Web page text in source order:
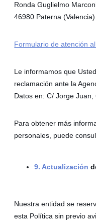
Ronda Guglielmo
46980 Paterna (Valencia).
Formulario de atención
Le informamos que
reclamación ante la
Datos en: C/ Jorge
Para obtener más
personales, puede
9. Actualización
Nuestra entidad se
esta Política sin previo